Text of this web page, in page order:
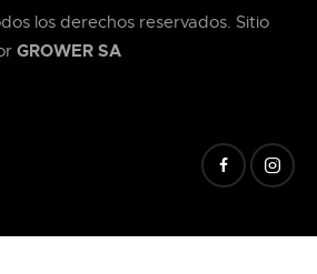
los derechos reservados. Sitio
GROWER SA